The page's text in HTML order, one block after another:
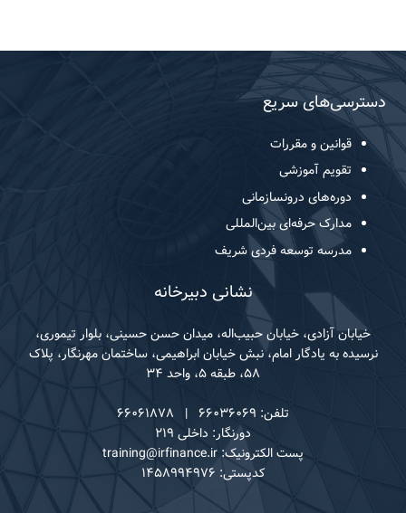
دسترسی‌های سریع
قوانین و مقررات
تقویم آموزشی
دوره‌های درونسازمانی
مدارک حرفه‌ای بین‌المللی
مدرسه توسعه فردی شریف
نشانی دبیرخانه
خیابان آزادی، خیابان حبیب‌اله، میدان حسن حسینی، بلوار تیموری،
نرسیده به یادگار امام، نبش خیابان ابراهیمی، ساختمان مهرنگار، پلاک
۵۸، طبقه ۵، واحد ۳۴
تلفن: ۶۶۰۳۶۰۶۹ | ۶۶۰۶۱۸۷۸
دورنگار: داخلی ۲۱۹
پست الکترونیک: training@irfinance.ir
کدپستی: ۱۴۵۸۹۹۴۹۷۶